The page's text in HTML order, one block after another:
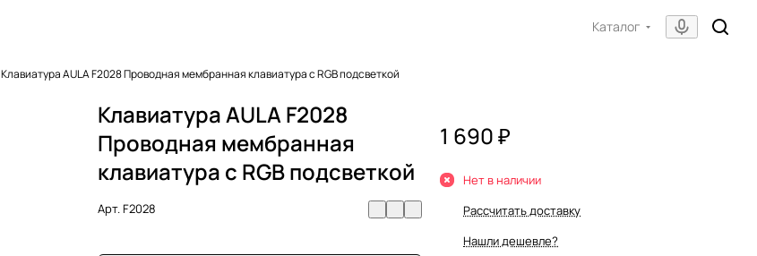
Каталог
Клавиатура AULA F2028 Проводная мембранная клавиатура с RGB подсветкой
Клавиатура AULA F2028
Проводная мембранная
клавиатура с RGB подсветкой
Арт.F2028
1 690 ₽
Нет в наличии
Рассчитать доставку
Нашли дешевле?